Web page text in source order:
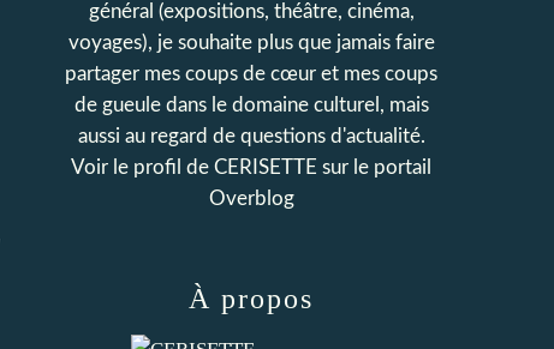
général (expositions, théâtre, cinéma,
voyages), je souhaite plus que jamais faire
partager mes coups de cœur et mes coups
de gueule dans le domaine culturel, mais
aussi au regard de questions d'actualité.
Voir le profil de CERISETTE sur le portail
Overblog
À propos